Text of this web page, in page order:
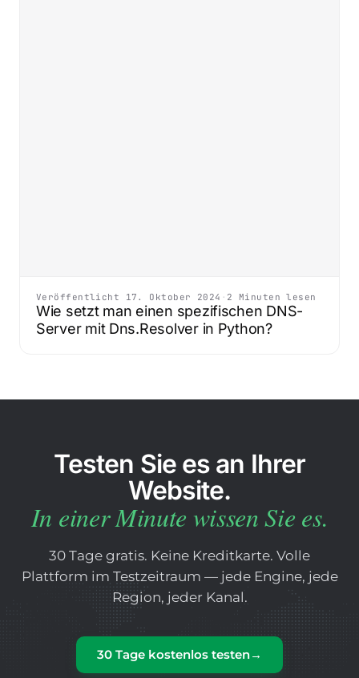
Veröffentlicht 17. Oktober 2024 · 2 Minuten lesen
Wie setzt man einen spezifischen DNS-
Server mit Dns.Resolver in Python?
Testen Sie es an Ihrer
Website.
In einer Minute wissen Sie es.
30 Tage gratis. Keine Kreditkarte. Volle
Plattform im Testzeitraum — jede Engine, jede
Region, jeder Kanal.
30 Tage kostenlos testen→